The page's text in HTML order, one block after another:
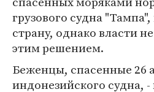
грузового судна
страну, однако власти
этим решением.
Беженцы, спасенные 26
индонезийского судна,